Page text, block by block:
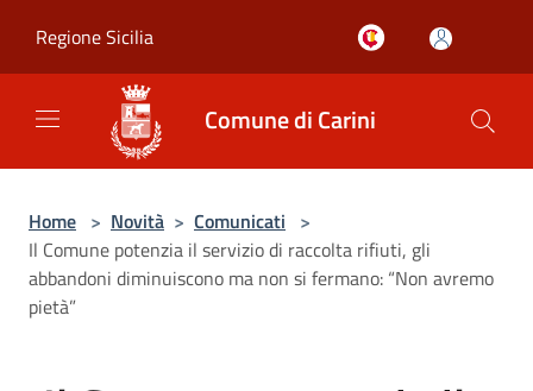
Regione Sicilia
Comune di Carini
Home > Novità > Comunicati >
Il Comune potenzia il servizio di raccolta rifiuti, gli
abbandoni diminuiscono ma non si fermano: “Non avremo
pietà”